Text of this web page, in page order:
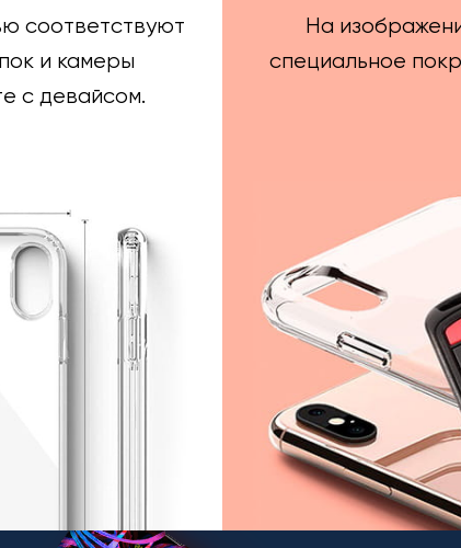
соответствуют
и камеры
с девайсом.
На
специальное